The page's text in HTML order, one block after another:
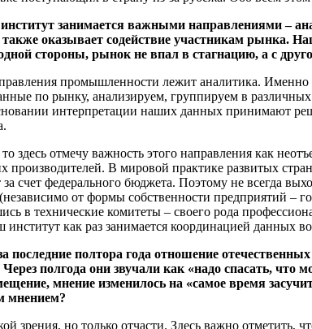
занимается важными направлениями –
оказывает содействие участникам рынка.
стороны, рынок не впал в стагнацию, а с
промышленности лежит аналитика.
по рынку, анализируем, группируем в
интерпретации наших данных принимают
здесь отмечу важность этого направления как
производителей. В мировой практике развитых
счет федерального бюджета. Поэтому не всегда
от формы собственности предприятий –
в технические комитеты – своего рода
как раз занимается координацией данных
последние полтора года отношение
полгода они звучали как «надо спасать, что
мнение изменилось на «самое время
мнением?
зрения, но только отчасти. Здесь важно